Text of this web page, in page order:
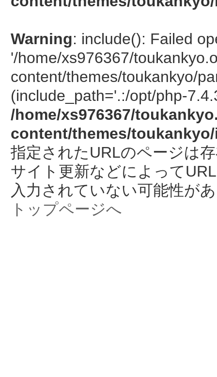
Warning: include(): Failed
'/home/xs976367/
content/themes/toukankyo/
(include_path='.:/opt/php-
/home/xs976367/
content/themes/
指定されたURLのページは
サイト更新などによって
入力されていない可能性が
トップページへ